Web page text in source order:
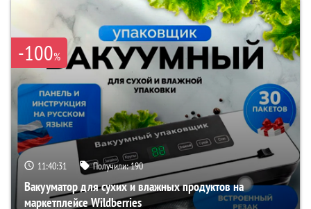
-100%
11:40:30 Получили:190
Вакууматор для сухих и влажных продуктов на
маркетплейсе Wildberries